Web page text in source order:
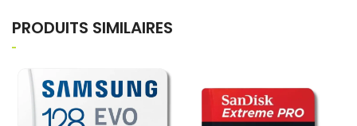
PRODUITS SIMILAIRES